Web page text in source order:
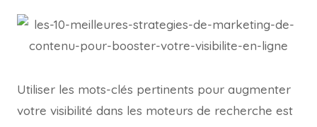
Utiliser les mots-clés pertinents pour augmenter
votre visibilité dans les moteurs de recherche est